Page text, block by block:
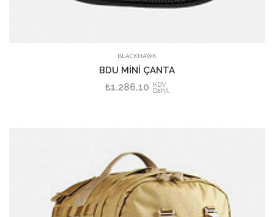
BLACKHAWK
BDU MİNİ ÇANTA
₺1.286,10 KDV
Dahil